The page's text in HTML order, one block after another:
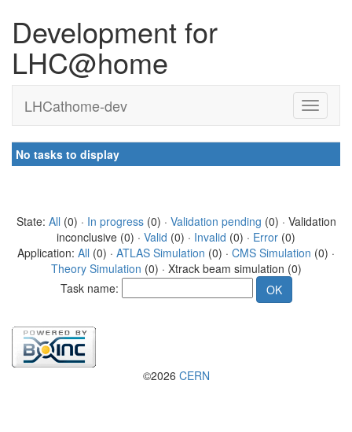
Development for
LHC@home
LHCathome-dev
No tasks to display
State: All (0) · In progress(0) · Validation pending (0) · Validation
inconclusive (0) · Valid (0) · Invalid (0) · Error (0)
Application: All (0) · ATLAS Simulation (0) · CMS Simulation (0) ·
Theory Simulation (0) · Xtrack beam simulation (0)
Task name:
©2026 CERN